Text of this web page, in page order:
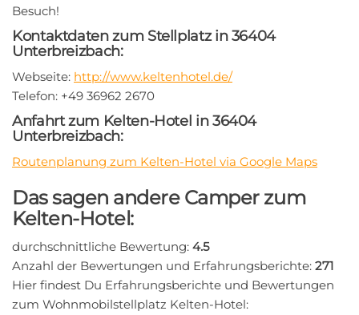
Besuch!
Kontaktdaten zum Stellplatz in 36404
Unterbreizbach:
Webseite: http://www.keltenhotel.de/
Telefon: +49 36962 2670
Anfahrt zum Kelten-Hotel in 36404
Unterbreizbach:
Routenplanung zum Kelten-Hotel via Google Maps
Das sagen andere Camper zum
Kelten-Hotel:
durchschnittliche Bewertung: 4.5
Anzahl der Bewertungen und Erfahrungsberichte: 271
Hier findest Du Erfahrungsberichte und Bewertungen
zum Wohnmobilstellplatz Kelten-Hotel: